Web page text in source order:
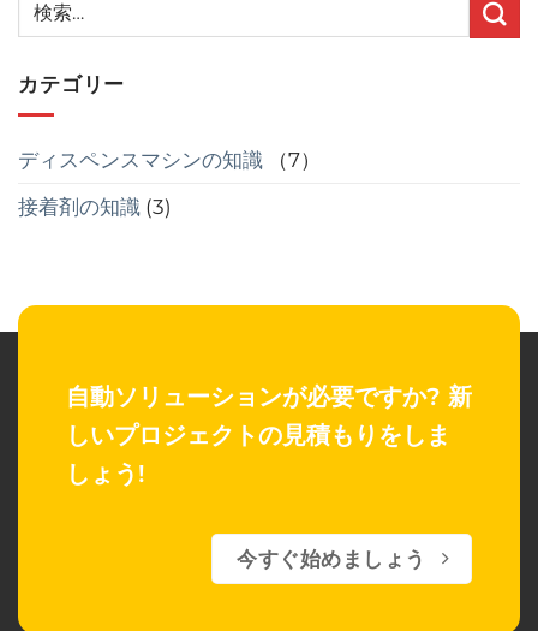
カテゴリー
ディスペンスマシンの知識 （7）
接着剤の知識 (3)
自動ソリューションが必要ですか? 新
しいプロジェクトの見積もりをしま
しょう!
今すぐ始めましょう